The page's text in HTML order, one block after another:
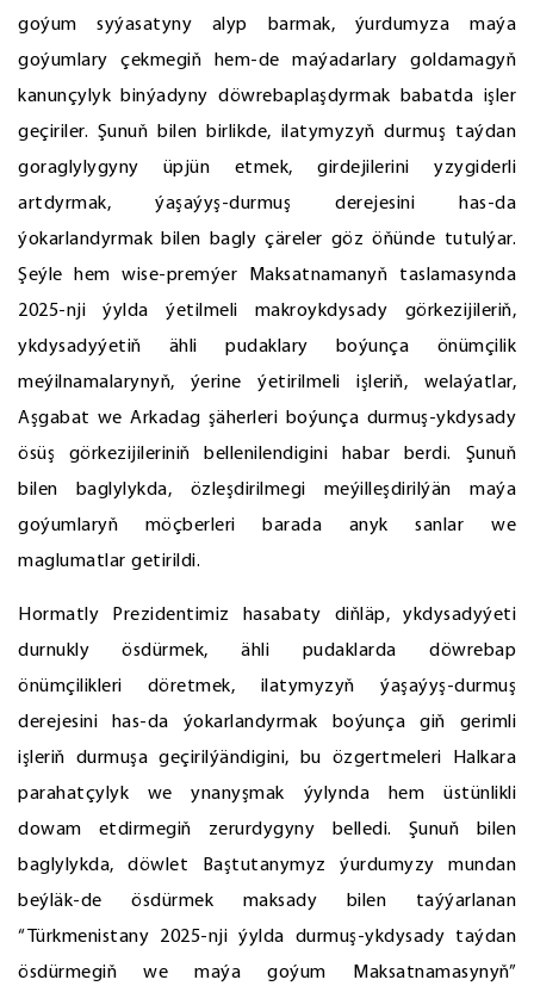
goýum syýasatyny alyp barmak, ýurdumyza maýa
goýumlary çekmegiň hem-de maýadarlary goldamagyň
kanunçylyk binýadyny döwrebaplaşdyrmak babatda işler
geçiriler. Şunuň bilen birlikde, ilatymyzyň durmuş taýdan
goraglylygyny üpjün etmek, girdejilerini yzygiderli
artdyrmak, ýaşaýyş-durmuş derejesini has-da
ýokarlandyrmak bilen bagly çäreler göz öňünde tutulýar.
Şeýle hem wise-premýer Maksatnamanyň taslamasynda
2025-nji ýylda ýetilmeli makroykdysady görkezijileriň,
ykdysadyýetiň ähli pudaklary boýunça önümçilik
meýilnamalarynyň, ýerine ýetirilmeli işleriň, welaýatlar,
Aşgabat we Arkadag şäherleri boýunça durmuş-ykdysady
ösüş görkezijileriniň bellenilendigini habar berdi. Şunuň
bilen baglylykda, özleşdirilmegi meýilleşdirilýän maýa
goýumlaryň möçberleri barada anyk sanlar we
maglumatlar getirildi.
Hormatly Prezidentimiz hasabaty diňläp, ykdysadyýeti
durnukly ösdürmek, ähli pudaklarda döwrebap
önümçilikleri döretmek, ilatymyzyň ýaşaýyş-durmuş
derejesini has-da ýokarlandyrmak boýunça giň gerimli
işleriň durmuşa geçirilýändigini, bu özgertmeleri Halkara
parahatçylyk we ynanyşmak ýylynda hem üstünlikli
dowam etdirmegiň zerurdygyny belledi. Şunuň bilen
baglylykda, döwlet Baştutanymyz ýurdumyzy mundan
beýläk-de ösdürmek maksady bilen taýýarlanan
“Türkmenistany 2025-nji ýylda durmuş-ykdysady taýdan
ösdürmegiň we maýa goýum Maksatnamasynyň”